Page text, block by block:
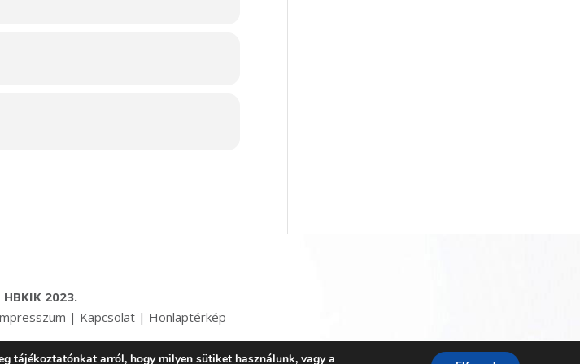
2023.
| Kapcsolat| Honlaptérkép
tájékoztatónkat arról, hogy milyen sütiket használunk, vagy a